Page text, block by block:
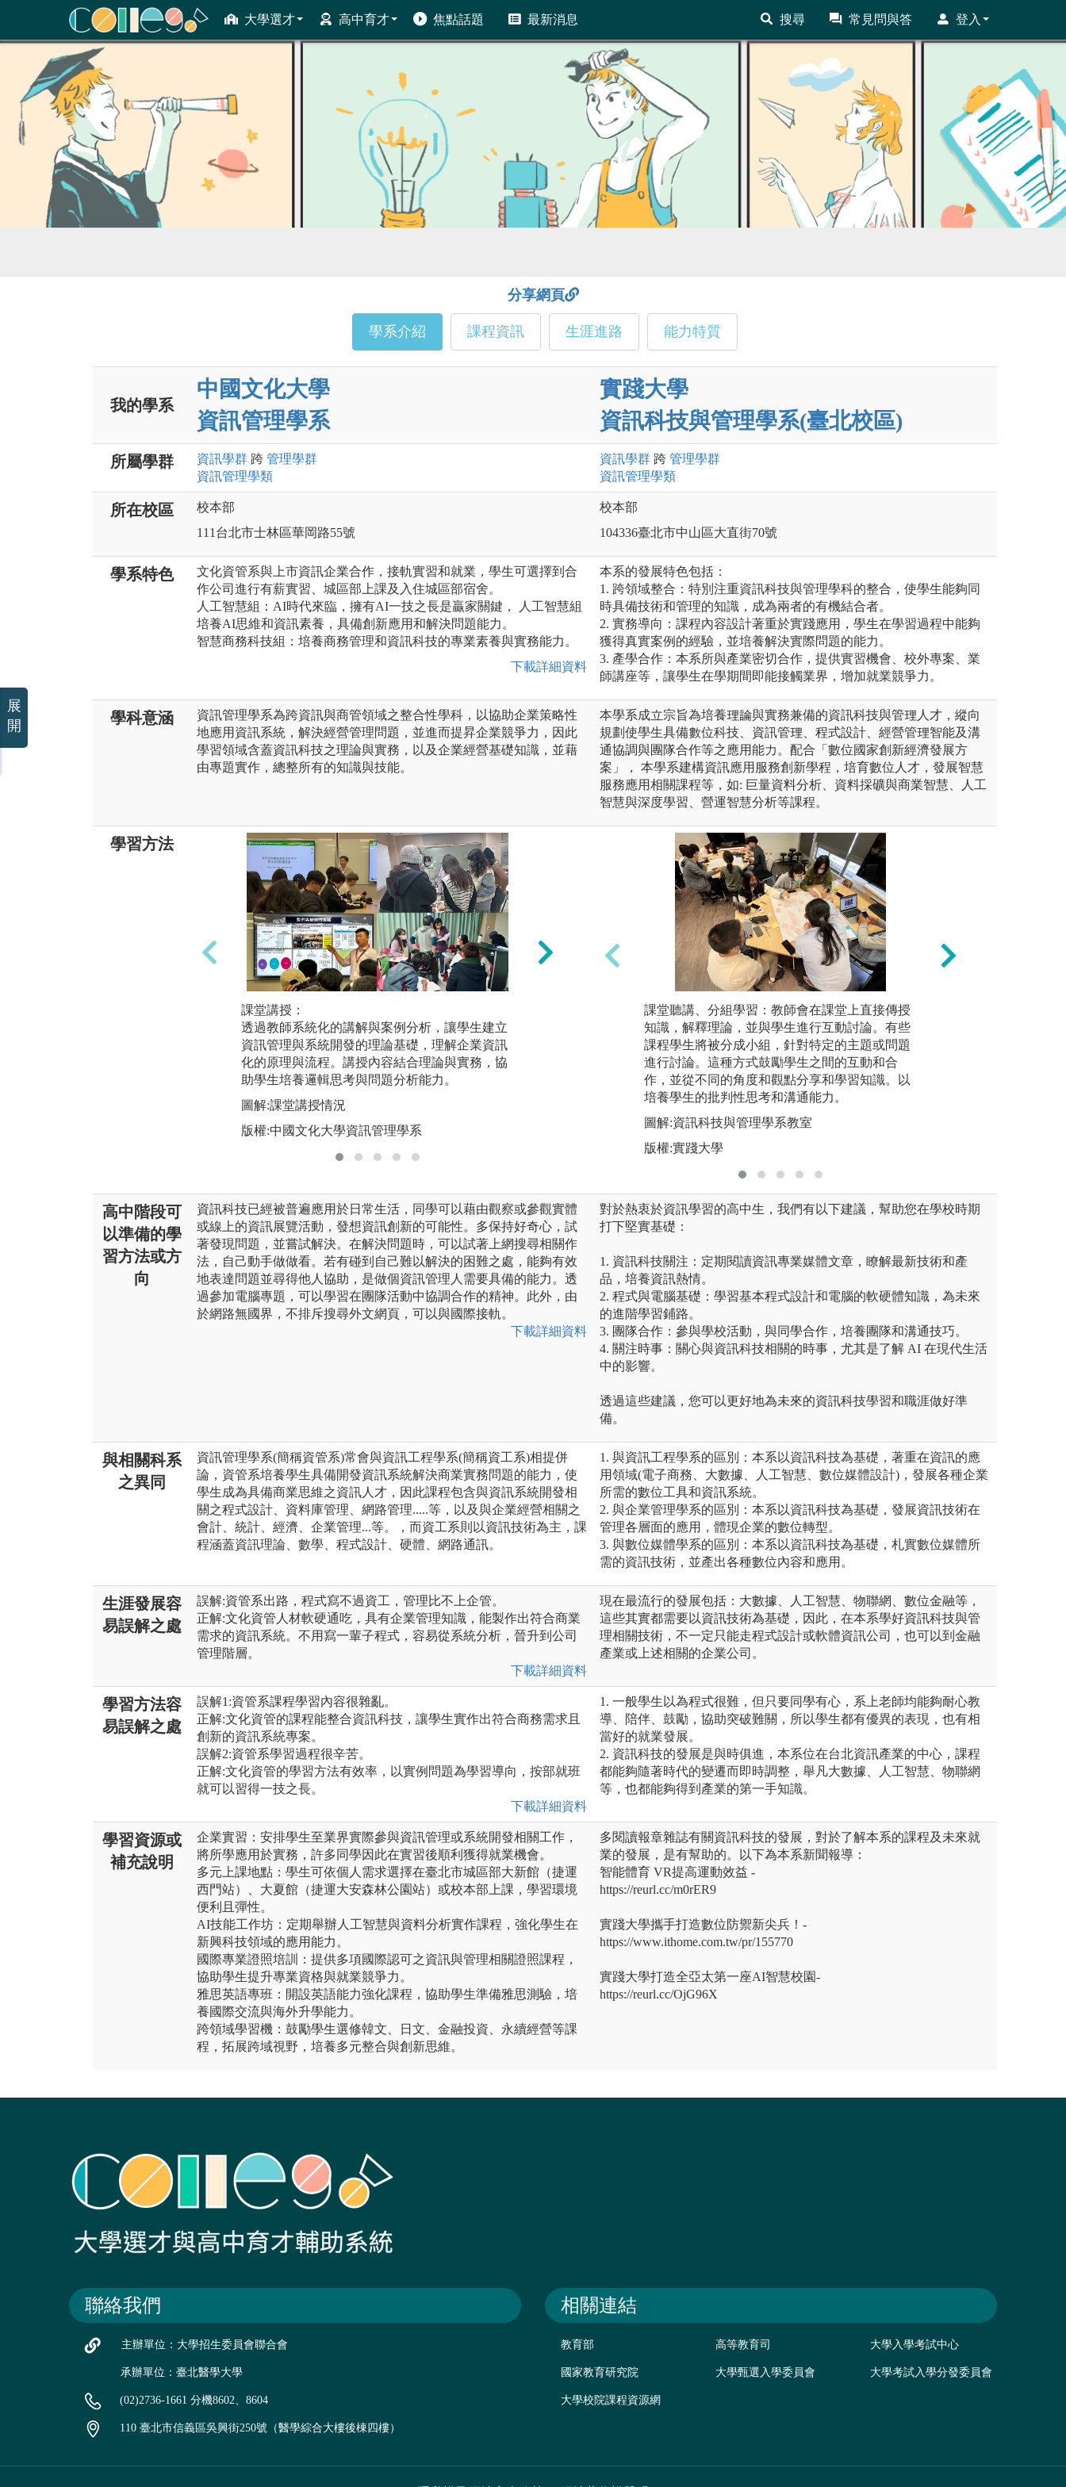
大學選才 高中育才 焦點話題 最新消息 搜尋 常見問與答 登入
分享網頁
學系介紹 課程資訊 生涯進路 能力特質
我的學系
中國文化大學
資訊管理學系
實踐大學
資訊科技與管理學系(臺北校區)
所屬學群 資訊學群 跨 管理學群
資訊管理學類
資訊學群 跨 管理學群
資訊管理學類
所在校區
校本部
111台北市士林區華岡路55號
校本部
104336臺北市中山區大直街70號
學系特色
文化資管系與上市資訊企業合作，接軌實習和就業，學生可選擇到合
作公司進行有薪實習、城區部上課及入住城區部宿舍。
人工智慧組：AI時代來臨，擁有AI一技之長是贏家關鍵， 人工智慧組
培養AI思維和資訊素養，具備創新應用和解決問題能力。
智慧商務科技組：培養商務管理和資訊科技的專業素養與實務能力。
下載詳細資料
本系的發展特色包括：
1. 跨領域整合：特別注重資訊科技與管理學科的整合，使學生能夠同
時具備技術和管理的知識，成為兩者的有機結合者。
2. 實務導向：課程內容設計著重於實踐應用，學生在學習過程中能夠
獲得真實案例的經驗，並培養解決實際問題的能力。
3. 產學合作：本系所與產業密切合作，提供實習機會、校外專案、業
師講座等，讓學生在學期間即能接觸業界，增加就業競爭力。
學科意涵
資訊管理學系為跨資訊與商管領域之整合性學科，以協助企業策略性
地應用資訊系統，解決經營管理問題，並進而提昇企業競爭力，因此
學習領域含蓋資訊科技之理論與實務，以及企業經營基礎知識，並藉
由專題實作，總整所有的知識與技能。
本學系成立宗旨為培養理論與實務兼備的資訊科技與管理人才，縱向
規劃使學生具備數位科技、資訊管理、程式設計、經營管理智能及溝
通協調與團隊合作等之應用能力。配合「數位國家創新經濟發展方
案」， 本學系建構資訊應用服務創新學程，培育數位人才，發展智慧
服務應用相關課程等，如: 巨量資料分析、資料採礦與商業智慧、人工
智慧與深度學習、營運智慧分析等課程。
學習方法
課堂講授：
透過教師系統化的講解與案例分析，讓學生建立
資訊管理與系統開發的理論基礎，理解企業資訊
化的原理與流程。講授內容結合理論與實務，協
助學生培養邏輯思考與問題分析能力。
圖解:課堂講授情況
版權:中國文化大學資訊管理學系
企業實習：
透過進入企業或機構實際參與資訊相關工作，學
生能夠將課堂所學的理論與技能應用於真實職場
情境中，了解企業資訊系統的運作模式與管理流
程，為未來就業做好準備。
圖解:從實務經驗中深化專業
版權:中國文化大學資訊管理學系
課堂聽講、分組學習：教師會在課堂上直接傳授
知識，解釋理論，並與學生進行互動討論。有些
課程學生將被分成小組，針對特定的主題或問題
進行討論。這種方式鼓勵學生之間的互動和合
作，並從不同的角度和觀點分享和學習知識。以
培養學生的批判性思考和溝通能力。
圖解:資訊科技與管理學系教室
版權:實踐大學
高中階段可
以準備的學
習方法或方
向
資訊科技已經被普遍應用於日常生活，同學可以藉由觀察或參觀實體
或線上的資訊展覽活動，發想資訊創新的可能性。多保持好奇心，試
著發現問題，並嘗試解決。在解決問題時，可以試著上網搜尋相關作
法，自己動手做做看。若有碰到自己難以解決的困難之處，能夠有效
地表達問題並尋得他人協助，是做個資訊管理人需要具備的能力。透
過參加電腦專題，可以學習在團隊活動中協調合作的精神。此外，由
於網路無國界，不排斥搜尋外文網頁，可以與國際接軌。
下載詳細資料
對於熱衷於資訊學習的高中生，我們有以下建議，幫助您在學校時期
打下堅實基礎：
1. 資訊科技關注：定期閱讀資訊專業媒體文章，瞭解最新技術和產
品，培養資訊熱情。
2. 程式與電腦基礎：學習基本程式設計和電腦的軟硬體知識，為未來
的進階學習鋪路。
3. 團隊合作：參與學校活動，與同學合作，培養團隊和溝通技巧。
4. 關注時事：關心與資訊科技相關的時事，尤其是了解 AI 在現代生活
中的影響。
透過這些建議，您可以更好地為未來的資訊科技學習和職涯做好準
備。
與相關科系
之異同
資訊管理學系(簡稱資管系)常會與資訊工程學系(簡稱資工系)相提併
論，資管系培養學生具備開發資訊系統解決商業實務問題的能力，使
學生成為具備商業思維之資訊人才，因此課程包含與資訊系統開發相
關之程式設計、資料庫管理、網路管理.....等，以及與企業經營相關之
會計、統計、經濟、企業管理...等。，而資工系則以資訊技術為主，課
程涵蓋資訊理論、數學、程式設計、硬體、網路通訊。
1. 與資訊工程學系的區別：本系以資訊科技為基礎，著重在資訊的應
用領域(電子商務、大數據、人工智慧、數位媒體設計)，發展各種企業
所需的數位工具和資訊系統。
2. 與企業管理學系的區別：本系以資訊科技為基礎，發展資訊技術在
管理各層面的應用，體現企業的數位轉型。
3. 與數位媒體學系的區別：本系以資訊科技為基礎，札實數位媒體所
需的資訊技術，並產出各種數位內容和應用。
生涯發展容
易誤解之處
誤解:資管系出路，程式寫不過資工，管理比不上企管。
正解:文化資管人材軟硬通吃，具有企業管理知識，能製作出符合商業
需求的資訊系統。不用寫一輩子程式，容易從系統分析，晉升到公司
管理階層。
下載詳細資料
現在最流行的發展包括：大數據、人工智慧、物聯網、數位金融等，
這些其實都需要以資訊技術為基礎，因此，在本系學好資訊科技與管
理相關技術，不一定只能走程式設計或軟體資訊公司，也可以到金融
產業或上述相關的企業公司。
學習方法容
易誤解之處
誤解1:資管系課程學習內容很雜亂。
正解:文化資管的課程能整合資訊科技，讓學生實作出符合商務需求且
創新的資訊系統專案。
誤解2:資管系學習過程很辛苦。
正解:文化資管的學習方法有效率，以實例問題為學習導向，按部就班
就可以習得一技之長。
下載詳細資料
1. 一般學生以為程式很難，但只要同學有心，系上老師均能夠耐心教
導、陪伴、鼓勵，協助突破難關，所以學生都有優異的表現，也有相
當好的就業發展。
2. 資訊科技的發展是與時俱進，本系位在台北資訊產業的中心，課程
都能夠隨著時代的變遷而即時調整，舉凡大數據、人工智慧、物聯網
等，也都能夠得到產業的第一手知識。
學習資源或
補充說明
企業實習：安排學生至業界實際參與資訊管理或系統開發相關工作，
將所學應用於實務，許多同學因此在實習後順利獲得就業機會。
多元上課地點：學生可依個人需求選擇在臺北市城區部大新館（捷運
西門站）、大夏館（捷運大安森林公園站）或校本部上課，學習環境
便利且彈性。
AI技能工作坊：定期舉辦人工智慧與資料分析實作課程，強化學生在
新興科技領域的應用能力。
國際專業證照培訓：提供多項國際認可之資訊與管理相關證照課程，
協助學生提升專業資格與就業競爭力。
雅思英語專班：開設英語能力強化課程，協助學生準備雅思測驗，培
養國際交流與海外升學能力。
跨領域學習機：鼓勵學生選修韓文、日文、金融投資、永續經營等課
程，拓展跨域視野，培養多元整合與創新思維。
多閱讀報章雜誌有關資訊科技的發展，對於了解本系的課程及未來就
業的發展，是有幫助的。以下為本系新聞報導：
智能體育 VR提高運動效益 -
https://reurl.cc/m0rER9
實踐大學攜手打造數位防禦新尖兵！-
https://www.ithome.com.tw/pr/155770
實踐大學打造全亞太第一座AI智慧校園-
https://reurl.cc/OjG96X
聯絡我們
主辦單位：大學招生委員會聯合會
承辦單位：臺北醫學大學
(02)2736-1661 分機8602、8604
110 臺北市信義區吳興街250號（醫學綜合大樓後棟四樓）
相關連結
教育部 高等教育司 大學入學考試中心
國家教育研究院 大學甄選入學委員會 大學考試入學分發委員會
大學校院課程資源網
展
開